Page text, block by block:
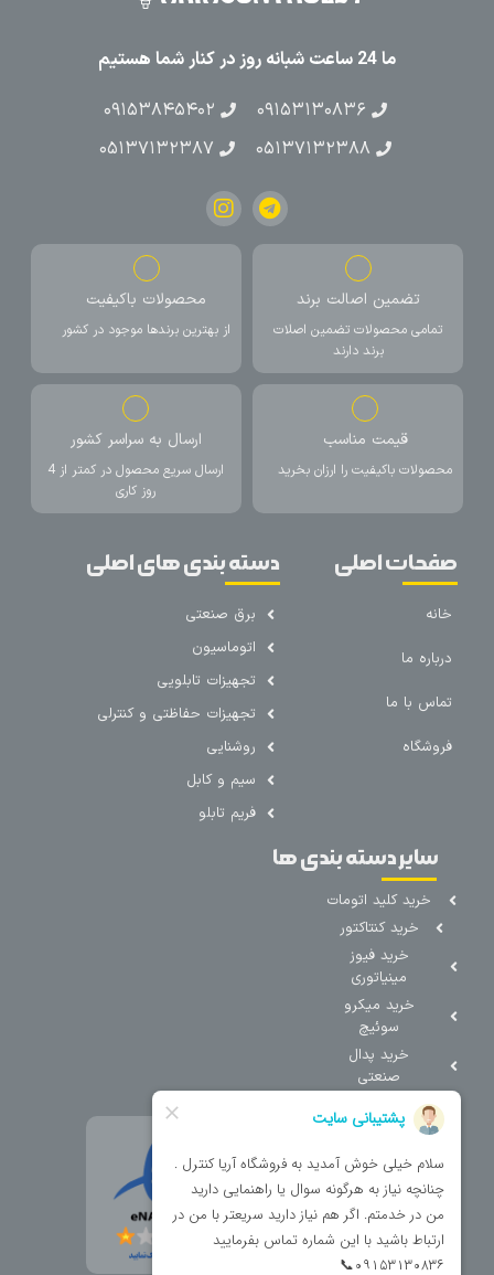
ما 24 ساعت شبانه روز در کنار شما هستیم
۰۹۱۵۳۱۳۰۸۳۶
۰۹۱۵۳۸۴۵۴۰۲
۰۵۱۳۷۱۳۲۳۸۸
۰۵۱۳۷۱۳۲۳۸۷
تضمین اصالت برند
تمامی محصولات تضمین اصلات
برند دارند
محصولات باکیفیت
از بهترین برندها موجود در کشور
قیمت مناسب
محصولات باکیفیت را ارزان بخرید
ارسال به سراسر کشور
ارسال سریع محصول در کمتر از 4
روز کاری
صفحات اصلی
خانه
درباره ما
تماس با ما
فروشگاه
دسته بندی های اصلی
برق صنعتی
اتوماسیون
تجهیزات تابلویی
تجهیزات حفاظتی و کنترلی
روشنایی
سیم و کابل
فریم تابلو
سایر دسته بندی ها
خرید کلید اتومات
خرید کنتاکتور
خرید فیوز
مینیاتوری
خرید میکرو
سوئیچ
خرید پدال
صنعتی